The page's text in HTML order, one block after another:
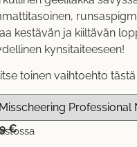
kestävän ja kiiltävän
kynsitaiteeseen!
toinen vaihtoehto
€